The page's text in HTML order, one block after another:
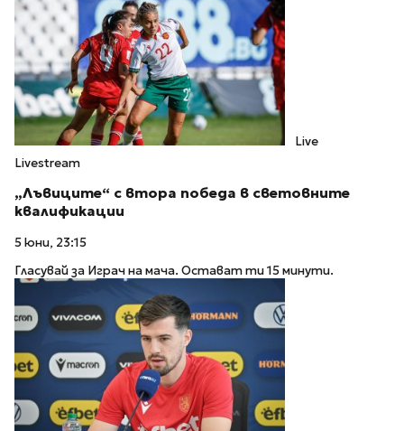
Live
Livestream
„Лъвиците“ с втора победа в световните
квалификации
5 юни, 23:15
Гласувай за Играч на мача. Остават ти 15 минути.